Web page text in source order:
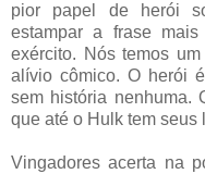
pior papel de herói
estampar a frase
exército. Nós temos
alívio cômico. O herói
sem história nenhuma.
que até o Hulk tem seus
Vingadores acerta na